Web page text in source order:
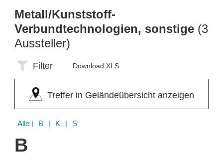
Metall/Kunststoff-
Verbundtechnologien, sonstige (3
Aussteller)
Filter Download XLS
Treffer in Geländeübersicht anzeigen
Alle | B | K | S
B